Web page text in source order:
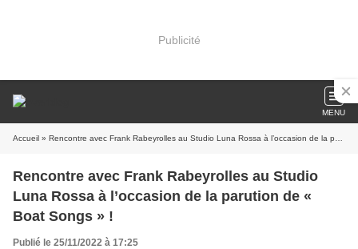
Publicité
MENU
Accueil » Rencontre avec Frank Rabeyrolles au Studio Luna Rossa à l’occasion de la parution de « Boat Songs » !
Rencontre avec Frank Rabeyrolles au Studio
Luna Rossa à l’occasion de la parution de «
Boat Songs » !
Publié le 25/11/2022 à 17:25